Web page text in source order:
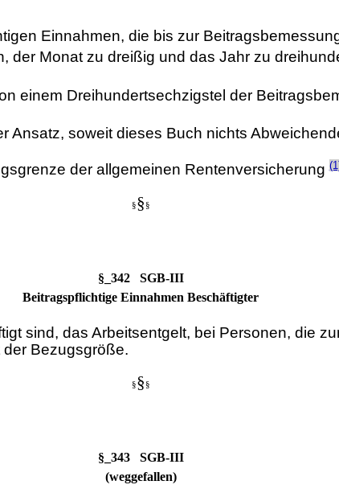
Einnahmen, die bis zur
der Monat zu dreißig und das Jahr zu
einem Dreihundertsechzigstel der
soweit dieses Buch nichts
der allgemeinen Rentenversicherung
§§ §
§_342 SGB-III
Beitragspflichtige Einnahmen Beschäftigter
sind, das Arbeitsentgelt, bei Personen, die
Bezugsgröße.
§§ §
§_343 SGB-III
(weggefallen)